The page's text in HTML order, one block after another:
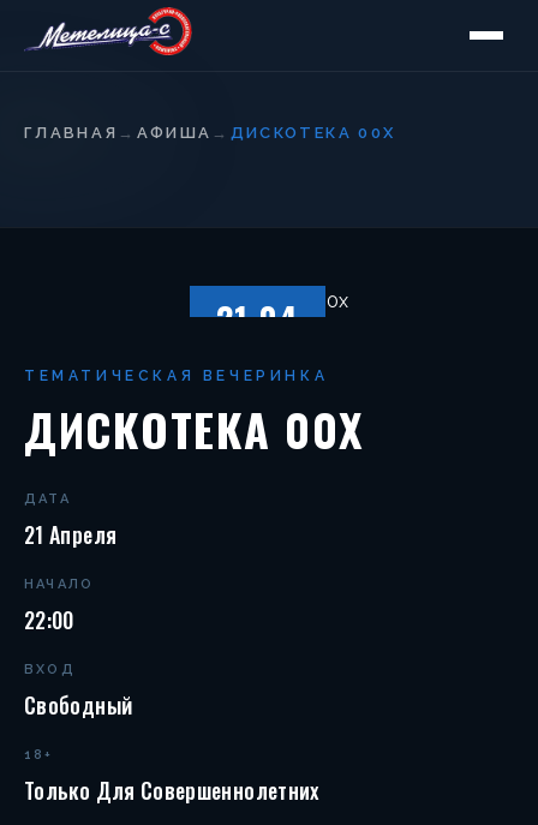
ГЛАВНАЯ → АФИША → ДИСКОТЕКА 00Х
21.04
ТЕМАТИЧЕСКАЯ ВЕЧЕРИНКА
ДИСКОТЕКА 00Х
ДАТА
21 Апреля
НАЧАЛО
22:00
ВХОД
Свободный
18+
Только Для Совершеннолетних